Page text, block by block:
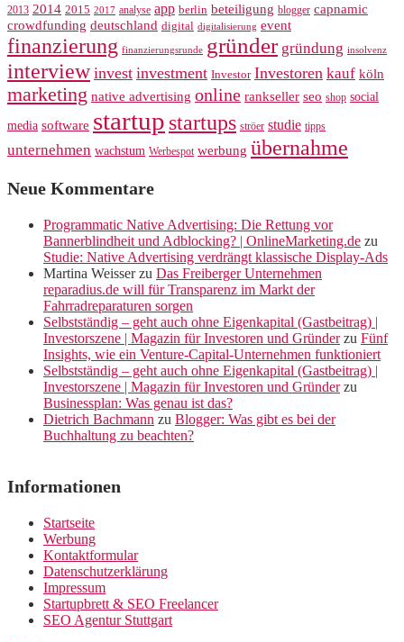
2013 2014 2015 2017 analyse app berlin beteiligung blogger capnamic
crowdfunding deutschland digital digitalisierung event
finanzierung finanzierungsrunde gründer gründung insolvenz
interview invest investment Investor Investoren kauf köln
marketing native advertising online rankseller seo shop social
media software startup startups ströer studie tipps
unternehmen wachstum Werbespot werbung übernahme
Neue Kommentare
Programmatic Native Advertising: Die Rettung vor
Bannerblindheit und Adblocking? | OnlineMarketing.de zu
Studie: Native Advertising verdrängt klassische Display-Ads
Martina Weisserzu Das Freiberger Unternehmen
reparadius.de will für Transparenz im Markt der
Fahrradreparaturen sorgen
Selbstständig – geht auch ohne Eigenkapital (Gastbeitrag) |
Investorszene | Magazin für Investoren und Gründerzu Fünf
Insights, wie ein Venture-Capital-Unternehmen funktioniert
Selbstständig – geht auch ohne Eigenkapital (Gastbeitrag) |
Investorszene | Magazin für Investoren und Gründerzu
Businessplan: Was genau ist das?
Dietrich Bachmann zu Blogger: Was gibt es bei der
Buchhaltung zu beachten?
Informationen
Startseite
Werbung
Kontaktformular
Datenschutzerklärung
Impressum
Startupbrett & SEO Freelancer
SEO Agentur Stuttgart